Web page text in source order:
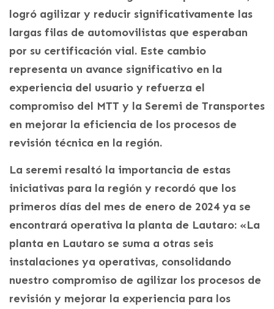
logró agilizar y reducir significativamente las
largas filas de automovilistas que esperaban
por su certificación vial. Este cambio
representa un avance significativo en la
experiencia del usuario y refuerza el
compromiso del MTT y la Seremi de Transportes
en mejorar la eficiencia de los procesos de
revisión técnica en la región.
La seremi resaltó la importancia de estas
iniciativas para la región y recordó que los
primeros días del mes de enero de 2024 ya se
encontrará operativa la planta de Lautaro: «La
planta en Lautaro se suma a otras seis
instalaciones ya operativas, consolidando
nuestro compromiso de agilizar los procesos de
revisión y mejorar la experiencia para los